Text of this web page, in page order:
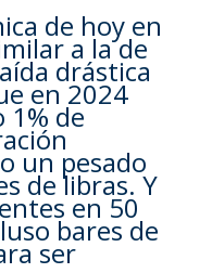
de hoy en
a la de
drástica
en 2024
de
un pesado
de libras. Y
en 50
bares de
ser